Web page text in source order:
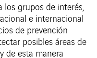
los grupos de interés,
e internacional
de prevención
posibles áreas de
de esta manera